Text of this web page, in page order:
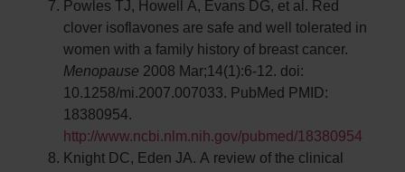
Powles TJ, Howell A, Evans DG, et al. Red
clover isoflavones are safe and well tolerated in
women with a family history of breast cancer.
Menopause 2008 Mar;14(1):6-12. doi:
10.1258/mi.2007.007033. PubMed PMID:
18380954.
http://www.ncbi.nlm.nih.gov/pubmed/18380954
Knight DC, Eden JA. A review of the clinical